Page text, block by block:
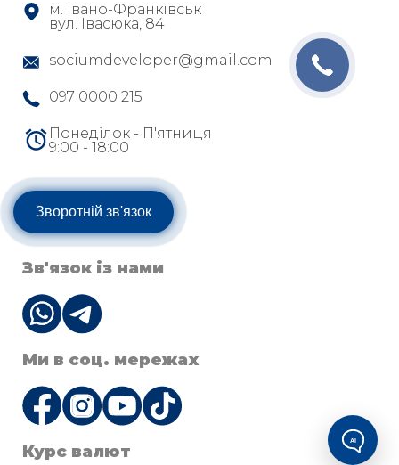
м. Івано-Франківськ
вул. Івасюка, 84
sociumdeveloper@gmail.com
097 0000 215
Понеділок - П'ятниця
9:00 - 18:00
Зворотній зв'язок
Зв'язок із нами
Ми в соц. мережах
Курс валют
AI